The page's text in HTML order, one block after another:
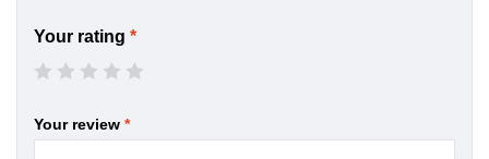
Your rating *
Your review *